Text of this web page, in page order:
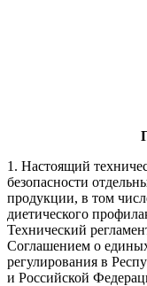
1. Настоящий
безопасности
продукции, в том
диетического
Технический
Соглашением о
регулирования в
и Российской